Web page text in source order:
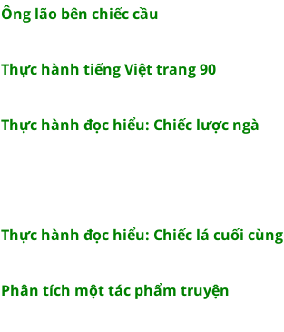
Ông lão bên chiếc cầu
Thực hành tiếng Việt trang 90
Thực hành đọc hiểu: Chiếc lược ngà
Thực hành đọc hiểu: Chiếc lá cuối cùng
Phân tích một tác phẩm truyện